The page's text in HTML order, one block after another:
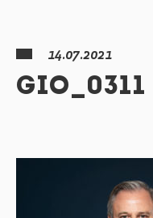
14.07.2021
GIO_0311